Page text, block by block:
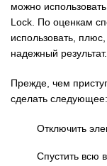
можно
Lock. По оценкам
использовать,
надежный результат.
Прежде, чем
сделать следующее:
Отключить
Спустить всю